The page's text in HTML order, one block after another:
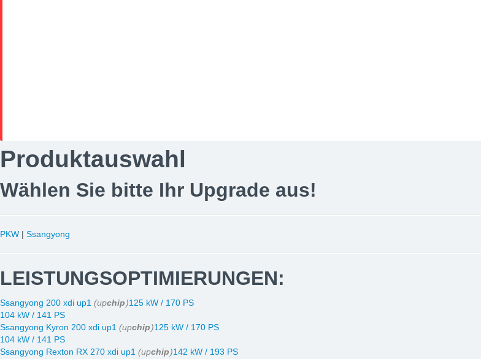
Produktauswahl
Wählen Sie bitte Ihr Upgrade aus!
PKW | Ssangyong
LEISTUNGSOPTIMIERUNGEN:
Ssangyong 200 xdi up1 (upchip)125 kW / 170 PS
104 kW / 141 PS
Ssangyong Kyron 200 xdi up1 (upchip)125 kW / 170 PS
104 kW / 141 PS
Ssangyong Rexton RX 270 xdi up1 (upchip)142 kW / 193 PS